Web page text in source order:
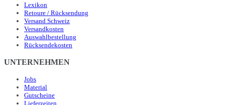
Lexikon
Retoure / Rücksendung
Versand Schweiz
Versandkosten
Auswahlbestellung
Rücksendekosten
UNTERNEHMEN
Jobs
Material
Gutscheine
Lieferzeiten